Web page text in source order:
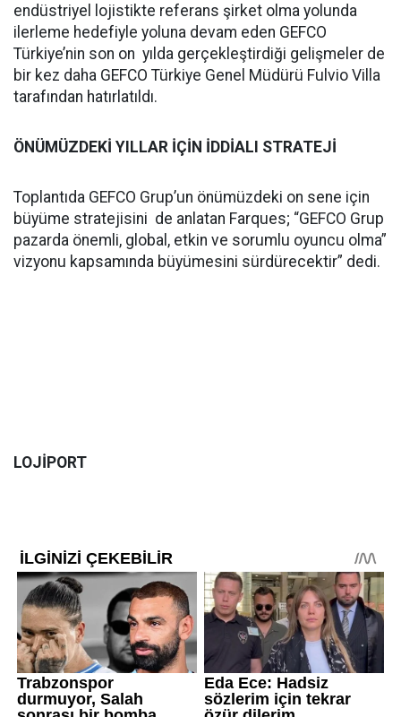
endüstriyel lojistikte referans şirket olma yolunda
ilerleme hedefiyle yoluna devam eden GEFCO
Türkiye’nin son on yılda gerçekleştirdiği gelişmeler de
bir kez daha GEFCO Türkiye Genel Müdürü Fulvio Villa
tarafından hatırlatıldı.
ÖNÜMÜZDEKİ YILLAR İÇİN İDDİALI STRATEJİ
Toplantıda GEFCO Grup’un önümüzdeki on sene için
büyüme stratejisini de anlatan Farques; “GEFCO Grup
pazarda önemli, global, etkin ve sorumlu oyuncu olma”
vizyonu kapsamında büyümesini sürdürecektir” dedi.
LOJİPORT